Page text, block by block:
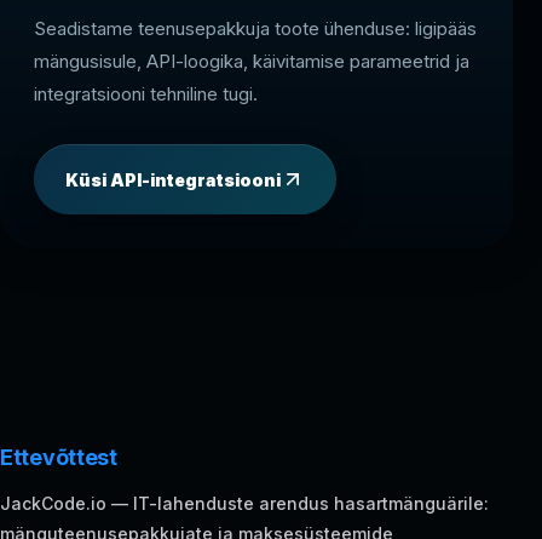
Seadistame teenusepakkuja toote ühenduse: ligipääs
mängusisule, API-loogika, käivitamise parameetrid ja
integratsiooni tehniline tugi.
Küsi API-integratsiooni
Ettevõttest
JackCode.io — IT-lahenduste arendus hasartmänguärile:
mänguteenusepakkujate ja maksesüsteemide